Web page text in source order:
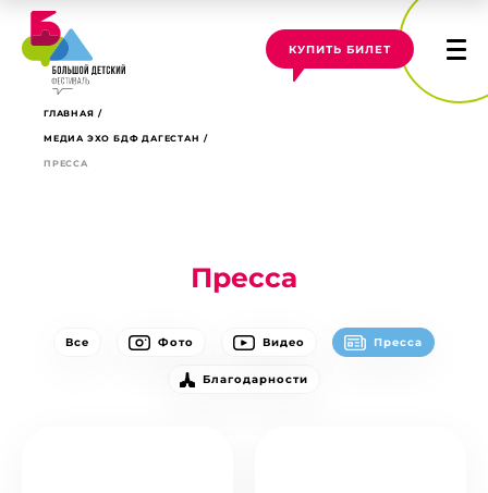
КУПИТЬ БИЛЕТ
ГЛАВНАЯ
МЕДИА ЭХО БДФ ДАГЕСТАН
ПРЕССА
Пресса
Все Фото Видео Пресса
Благодарности